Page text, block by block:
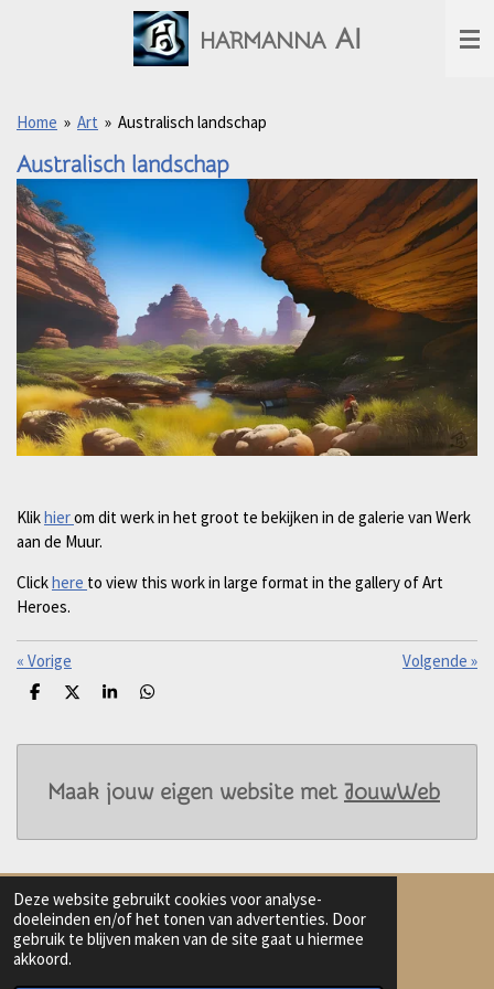
Deze website gebruikt cookies voor analyse-
doeleinden en/of het tonen van advertenties. Door
gebruik te blijven maken van de site gaat u hiermee
akkoord.
hoofdinhoud
HARMANNA AI
Home » Art » Australisch landschap
Australisch landschap
Klikhierom dit werk in het groot te bekijken in de galerie van Werk
aan de Muur.
Clickhere to view this work in large format in the gallery of Art
Heroes.
« Vorige Volgende »
D
e
D
l
S
r
D
e
Maak jouw eigen website met JouwWeb
Delen Deel Share Delen
© 2023 - 2026 Harmanna AI Art